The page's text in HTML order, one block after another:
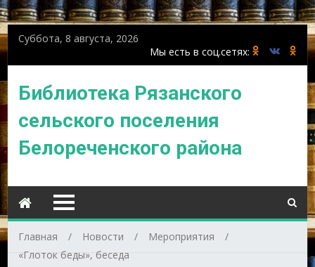
Суббота, 8 августа, 2026
Библиотека Рязанского
сельского поселения
Белореченского района
Главная Новости
Мероприятия
«Глоток беды», беседа